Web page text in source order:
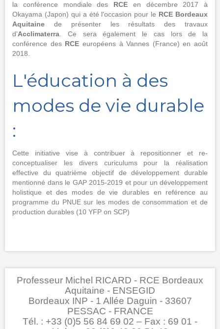
la conférence mondiale des RCE en décembre 2017 à
Okayama (Japon) qui a été l'occasion pour le RCE Bordeaux
Aquitaine de présenter les résultats des travaux
d'Acclimaterra . Ce sera également le cas lors de la
conférence des RCE européens à Vannes (France) en août
2018.
L'éducation à des
modes de vie durable
:
Cette initiative vise à contribuer à repositionner et re-
conceptualiser les divers curiculums pour la réalisation
effective du quatrième objectif de développement durable
mentionné dans le GAP 2015-2019 et pour un développement
holistique et des modes de vie durables en reférence au
programme du PNUE sur les modes de consommation et de
production durables (10 YFP on SCP)
Professeur Michel RICARD - RCE Bordeaux
Aquitaine - ENSEGID
Bordeaux INP - 1 Allée Daguin - 33607
PESSAC - FRANCE
Tél. : +33 (0)5 56 84 69 02 – Fax : 69 01 -